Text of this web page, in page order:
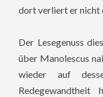
dort verliert er nicht
Der Lesegenuss
über Manolescus
wieder auf